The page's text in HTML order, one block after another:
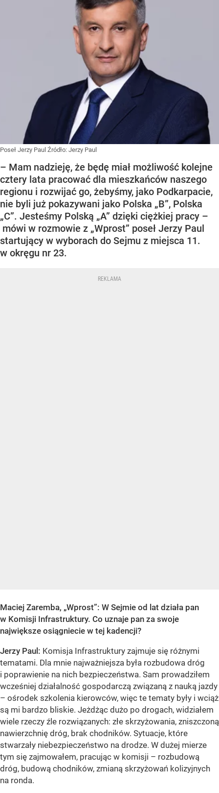
Poseł Jerzy Paul Źródło: Jerzy Paul
– Mam nadzieję, że będę miał możliwość kolejne
cztery lata pracować dla mieszkańców naszego
regionu i rozwijać go, żebyśmy, jako Podkarpacie,
nie byli już pokazywani jako Polska „B”, Polska
„C”. Jesteśmy Polską „A” dzięki ciężkiej pracy –
mówi w rozmowie z „Wprost” poseł Jerzy Paul
startujący w wyborach do Sejmu z miejsca 11.
w okręgu nr 23.
Maciej Zaremba, „Wprost”: W Sejmie od lat działa pan
w Komisji Infrastruktury. Co uznaje pan za swoje
największe osiągniecie w tej kadencji?
Jerzy Paul: Komisja Infrastruktury zajmuje się różnymi
tematami. Dla mnie najważniejsza była rozbudowa dróg
i poprawienie na nich bezpieczeństwa. Sam prowadziłem
wcześniej działalność gospodarczą związaną z nauką jazdy
– ośrodek szkolenia kierowców, więc te tematy były i wciąż
są mi bardzo bliskie. Jeżdżąc dużo po drogach, widziałem
wiele rzeczy źle rozwiązanych: złe skrzyżowania, zniszczoną
nawierzchnię dróg, brak chodników. Sytuacje, które
stwarzały niebezpieczeństwo na drodze. W dużej mierze
tym się zajmowałem, pracując w komisji – rozbudową
dróg, budową chodników, zmianą skrzyżowań kolizyjnych
na ronda.